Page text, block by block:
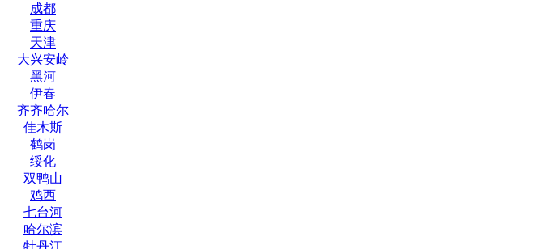
成都
重庆
天津
大兴安岭
黑河
伊春
齐齐哈尔
佳木斯
鹤岗
绥化
双鸭山
鸡西
七台河
哈尔滨
牡丹江